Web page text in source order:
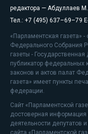
редактора — Абдуллаев
Тел.: +7 (495) 637–69–79
«Парламентская газета»
Федерального Собрания
газеты -
публикатор федеральных
законов и актов палат
газета» имеет пункты
федерации.
Сайт «Парламентской
достоверная
деятельности депутатов
сайта «Парламентской